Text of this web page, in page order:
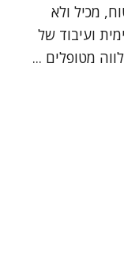
מכיל ולא
ועיבוד של
מטופלים ...